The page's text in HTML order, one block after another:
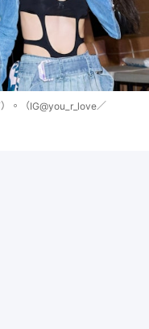
。（IG@you_r_love／